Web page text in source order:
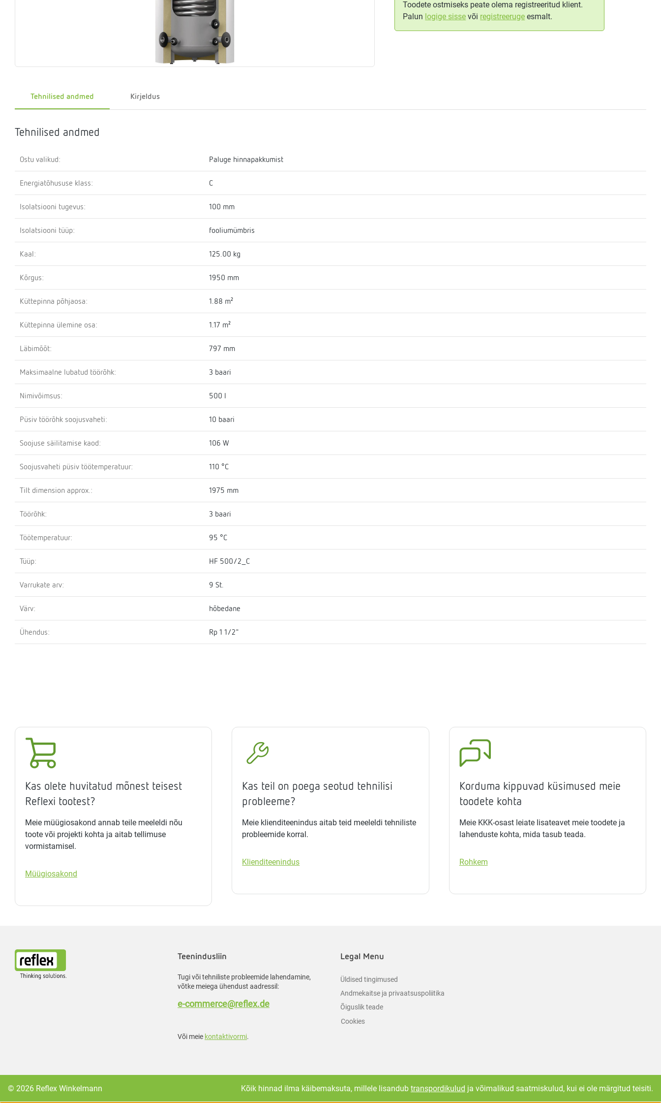
Sulgemisseadmed
KlapidRõhualandajaTermostaadid
ManomeetridKaskaadtorustikud
VeemõõtjaRinglusseadmed
Impulssandur
Toodete ostmiseks peate olema registreeritud klient.
Palun logige sisse või registreeruge esmalt.
Tehnilised andmed Kirjeldus
Tehnilised andmed
Ostu valikud: Paluge hinnapakkumist
Energiatõhususe klass: C
Isolatsiooni tugevus: 100 mm
Isolatsiooni tüüp: fooliumümbris
Kaal: 125.00 kg
Kõrgus: 1950 mm
Küttepinna põhjaosa: 1.88 m²
Küttepinna ülemine osa: 1.17 m²
Läbimõõt: 797 mm
Maksimaalne lubatud töörõhk: 3 baari
Nimivõimsus: 500 l
Püsiv töörõhk soojusvaheti: 10 baari
Soojuse säilitamise kaod: 106 W
Soojusvaheti püsiv töötemperatuur: 110 °C
Tilt dimension approx.: 1975 mm
Töörõhk: 3 baari
Töötemperatuur: 95 °C
Tüüp: HF 500/2_C
Varrukate arv: 9 St.
Värv: hõbedane
Ühendus: Rp 1 1/2"
Kas olete huvitatud mõnest teisest
Reflexi tootest?
Meie müügiosakond annab teile meeleldi nõu
toote või projekti kohta ja aitab tellimuse
vormistamisel.
Müügiosakond
Kas teil on poega seotud tehnilisi
probleeme?
Meie klienditeenindus aitab teid meeleldi tehniliste
probleemide korral.
Klienditeenindus
Korduma kippuvad küsimused meie
toodete kohta
Meie KKK-osast leiate lisateavet meie toodete ja
lahenduste kohta, mida tasub teada.
Rohkem
Teenindusliin
Tugi või tehniliste probleemide lahendamine,
võtke meiega ühendust aadressil:
e-commerce@reflex.de
Või meie kontaktivormi.
Legal Menu
Üldised tingimused
Andmekaitse ja privaatsuspoliitika
Õiguslik teade
Cookies
© 2026 Reflex Winkelmann Kõik hinnad ilma käibemaksuta, millele lisandub transpordikulud ja võimalikud saatmiskulud, kui ei ole märgitud teisiti.